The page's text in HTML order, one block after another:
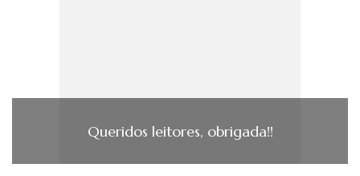
Queridos leitores, obrigada!!